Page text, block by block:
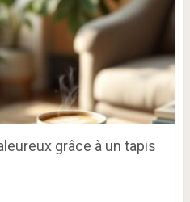
grâce à un tapis